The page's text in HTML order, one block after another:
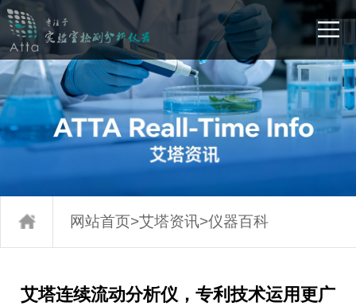
网站首页>艾塔资讯>仪器百科
艾塔连续流动分析仪，专利技术运用更广